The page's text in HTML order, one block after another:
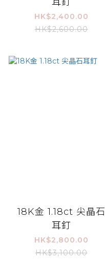
HK$2,400.00
HK$2,600.00
18K金 1.18ct 尖晶石
耳釘
HK$2,800.00
HK$3,100.00